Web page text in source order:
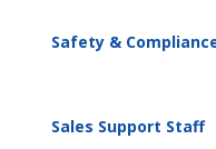
Safety &
Sales Support Staff